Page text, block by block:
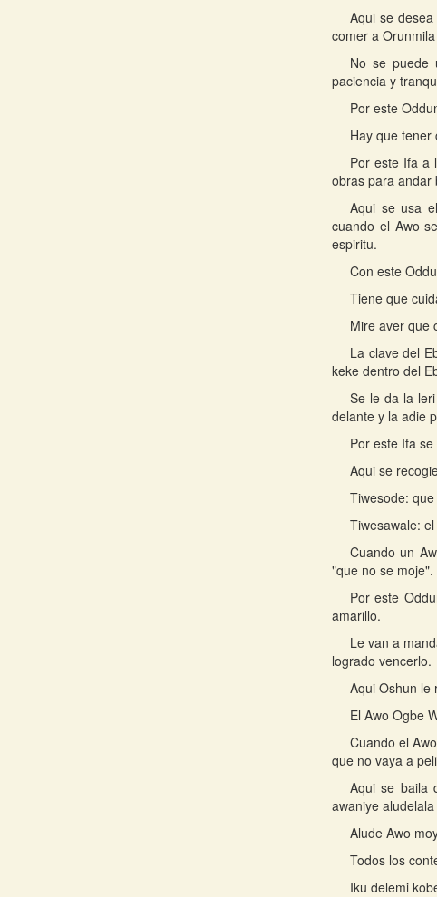
Aqui se
comer a
No se puede
paciencia y
Por este
Hay que
Por este Ifa a
obras para andar
Aqui se usa
cuando el Awo
espiritu.
Con este
Tiene que
Mire aver que
La clave del
keke dentro del
Se le da la
delante y la adie
Por este Ifa
Aqui se
Tiwesode:
Tiwesawale:
Cuando un
"que no se moje".
Por este
amarillo.
Le van a
logrado vencerlo.
Aqui Oshun le
El Awo Ogbe
Cuando el
que no vaya a
Aqui se baila
awaniye
Alude Awo
Todos los
Iku delemi